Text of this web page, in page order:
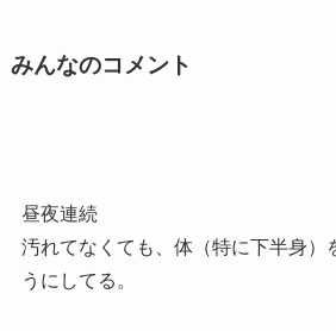
みんなのコメント
昼夜連続
汚れてなくても、体（特に下半身）
うにしてる。